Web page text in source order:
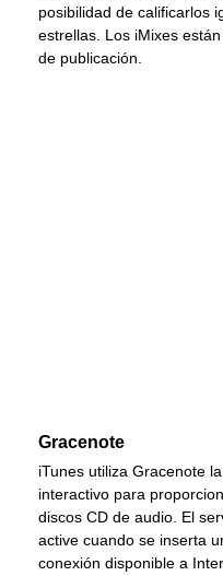
posibilidad de calificarlos
estrellas. Los iMixes
de publicación.
Gracenote
iTunes utiliza Gracenote
interactivo para
discos CD de audio. El
active cuando se inserta
conexión disponible a